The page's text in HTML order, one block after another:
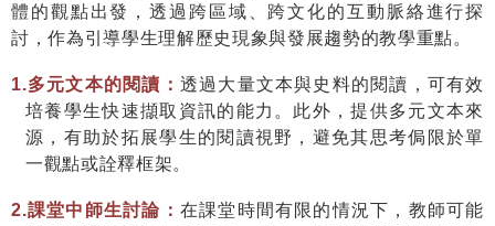
體的觀點出發，透過跨區域、跨文化的互動脈絡進行探
討，作為引導學生理解歷史現象與發展趨勢的教學重點。
1.多元文本的閱讀： 透過大量文本與史料的閱讀，可有效
培養學生快速擷取資訊的能力。此外，提供多元文本來
源，有助於拓展學生的閱讀視野，避免其思考侷限於單
一觀點或詮釋框架。
2.課堂中師生討論： 在課堂時間有限的情況下，教師可能